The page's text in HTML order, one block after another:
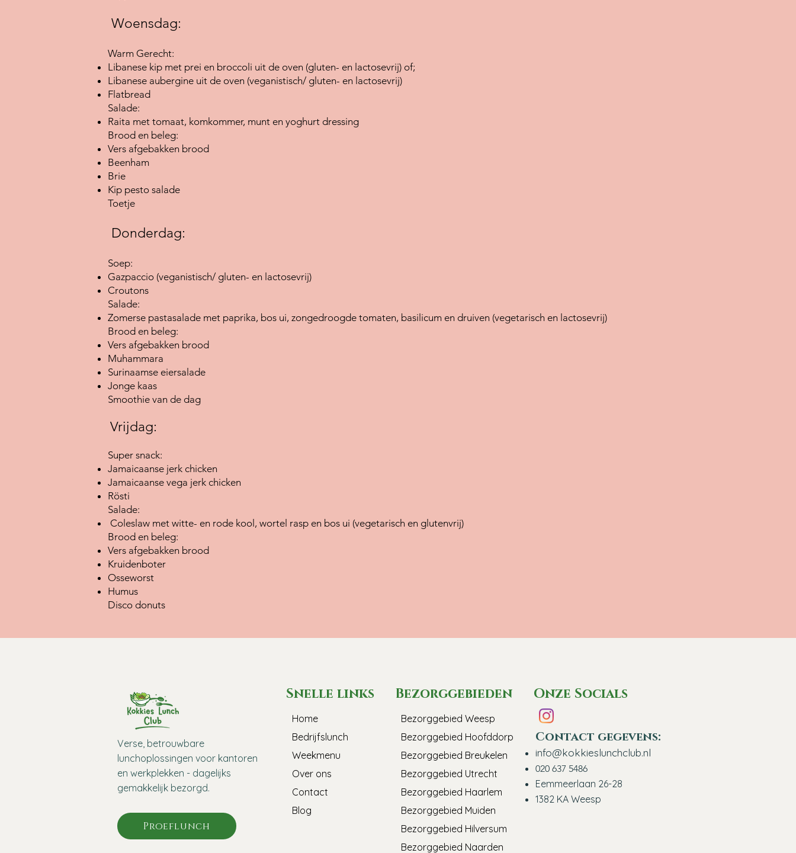
Woensdag:
Warm Gerecht:
Libanese kip met prei en broccoli uit de oven (gluten- en lactosevrij) of;
Libanese aubergine uit de oven (veganistisch/ gluten- en lactosevrij)
Flatbread
Salade:
Raita met tomaat, komkommer, munt en yoghurt dressing
Brood en beleg:
Vers afgebakken brood
Beenham
Brie
Kip pesto salade
Toetje
Donderdag:
Soep:
Gazpaccio (veganistisch/ gluten- en lactosevrij)
Croutons
Salade:
Zomerse pastasalade met paprika, bos ui, zongedroogde tomaten, basilicum en druiven (vegetarisch en lactosevrij)
Brood en beleg:
Vers afgebakken brood
Muhammara
Surinaamse eiersalade
Jonge kaas
Smoothie van de dag
Vrijdag:
Super snack:
Jamaicaanse jerk chicken
Jamaicaanse vega jerk chicken
Rösti
Salade:
Coleslaw met witte- en rode kool, wortel rasp en bos ui (vegetarisch en glutenvrij)
Brood en beleg:
Vers afgebakken brood
Kruidenboter
Osseworst
Humus
Disco donuts
Verse, betrouwbare
lunchoplossingen voor kantoren
en werkplekken - dagelijks
gemakkelijk bezorgd.
Proeflunch
Snelle links
Home
Bedrijfslunch
Weekmenu
Over ons
Contact
Blog
Bezorggebieden
Bezorggebied Weesp
Bezorggebied Hoofddorp
Bezorggebied Breukelen
Bezorggebied Utrecht
Bezorggebied Haarlem
Bezorggebied Muiden
Bezorggebied Hilversum
Bezorggebied Naarden
Onze Socials
Contact gegevens:
info@kokkieslunchclub.nl
020 637 5486
Eemmeerlaan 26-28
1382 KA Weesp